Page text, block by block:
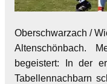
Oberschwarzach /
Altenschönbach.
begeistert: In der
Tabellennachbarn